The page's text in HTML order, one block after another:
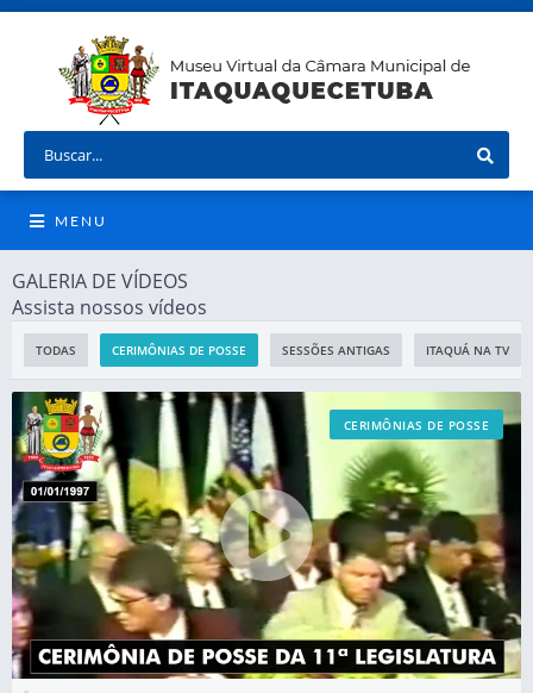
MENU
GALERIA DE VÍDEOS
Assista nossos vídeos
TODAS CERIMÔNIAS DE POSSE SESSÕES ANTIGAS ITAQUÁ NA TV
CERIMÔNIAS DE POSSE